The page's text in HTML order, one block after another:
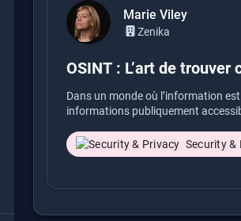
Marie Viley
Zenika
OSINT : L’art de
Dans un monde où l’information
informations publiquement
Security &